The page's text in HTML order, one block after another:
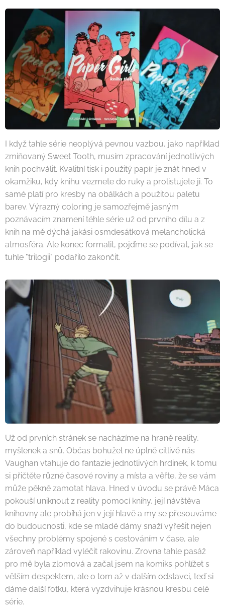
I když tahle série neoplývá pevnou vazbou, jako například
zmiňovaný Sweet Tooth, musím zpracování jednotlivých
knih pochválit. Kvalitní tisk i použitý papír je znát hned v
okamžiku, kdy knihu vezmete do ruky a prolistujete ji. To
samé platí pro kresby na obálkách a použitou paletu
barev. Výrazný coloring je samozřejmě jasným
poznávacím znamení téhle série už od prvního dílu a z
knih na mě dýchá jakási osmdesátková melancholická
atmosféra. Ale konec formalit, pojďme se podívat, jak se
tuhle "trilogii" podařilo zakončit.
Už od prvních stránek se nacházíme na hraně reality,
myšlenek a snů. Občas bohužel ne úplně citlivě nás
Vaughan vtahuje do fantazie jednotlivých hrdinek, k tomu
si přičtěte různé časové roviny a místa a věřte, že se vám
může pěkně zamotat hlava. Hned v úvodu se právě Máca
pokouší uniknout z reality pomocí knihy, její návštěva
knihovny ale probíhá jen v její hlavě a my se přesouváme
do budoucnosti, kde se mladé dámy snaží vyřešit nejen
všechny problémy spojené s cestováním v čase, ale
zároveň například vyléčit rakovinu. Zrovna tahle pasáž
pro mě byla zlomová a začal jsem na komiks pohlížet s
větším despektem, ale o tom až v dalším odstavci, teď si
dáme další fotku, která vyzdvihuje krásnou kresbu celé
série.